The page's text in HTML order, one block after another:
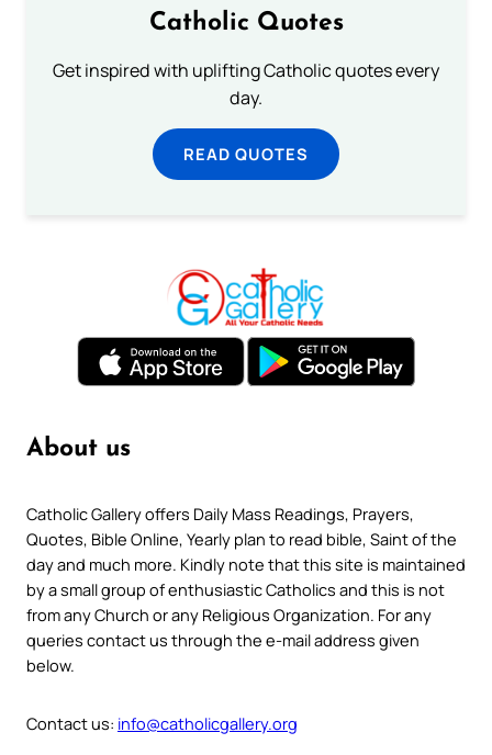
Catholic Quotes
Get inspired with uplifting Catholic quotes every
day.
READ QUOTES
About us
Catholic Gallery offers Daily Mass Readings, Prayers,
Quotes, Bible Online, Yearly plan to read bible, Saint of the
day and much more. Kindly note that this site is maintained
by a small group of enthusiastic Catholics and this is not
from any Church or any Religious Organization. For any
queries contact us through the e-mail address given
below.
Contact us: info@catholicgallery.org